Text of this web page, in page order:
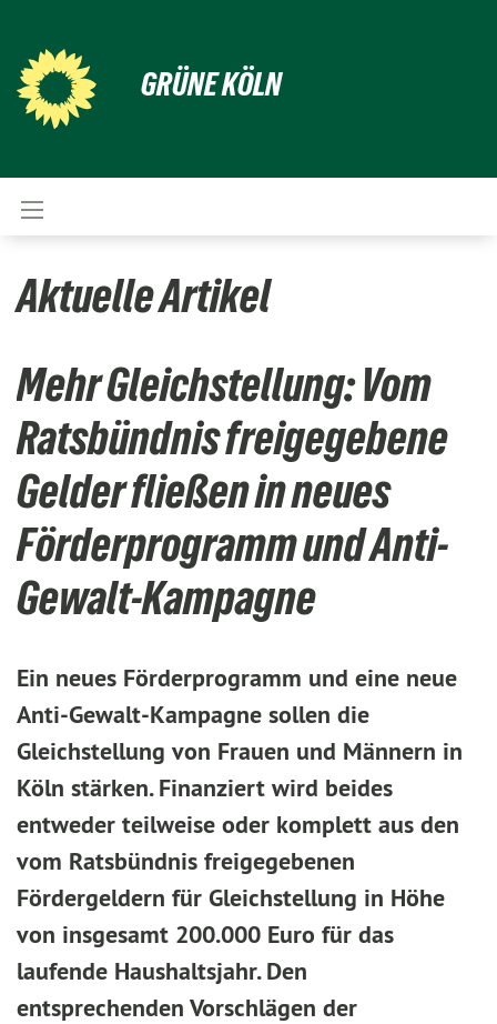
GRÜNE KÖLN
Aktuelle Artikel
Mehr Gleichstellung: Vom
Ratsbündnis freigegebene
Gelder fließen in neues
Förderprogramm und Anti-
Gewalt-Kampagne
Ein neues Förderprogramm und eine neue
Anti-Gewalt-Kampagne sollen die
Gleichstellung von Frauen und Männern in
Köln stärken. Finanziert wird beides
entweder teilweise oder komplett aus den
vom Ratsbündnis freigegebenen
Fördergeldern für Gleichstellung in Höhe
von insgesamt 200.000 Euro für das
laufende Haushaltsjahr. Den
entsprechenden Vorschlägen der